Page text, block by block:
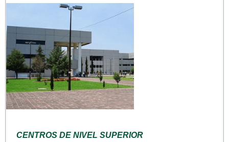
CENTROS DE NIVEL SUPERIOR